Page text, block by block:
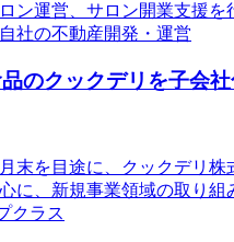
ン運営、サロン開業支援
社の不動産開発・運営
のクックデリを子会
末を目途に、クックデリ
に、新規事業領域の取り
クラス